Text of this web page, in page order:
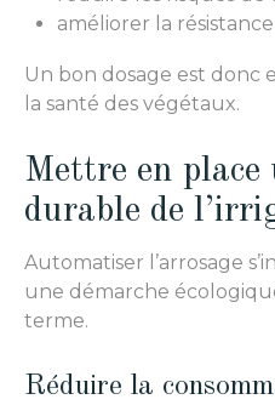
améliorer la
Un bon dosage est donc
la santé des végétaux.
Mettre en place
durable de
Automatiser l’arrosage
une démarche
terme.
Réduire la